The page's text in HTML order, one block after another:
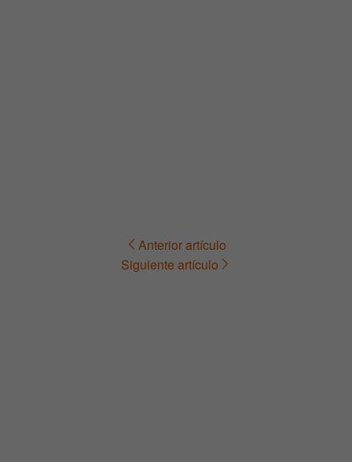
Navegación Anterior artículo
Siguiente artículo